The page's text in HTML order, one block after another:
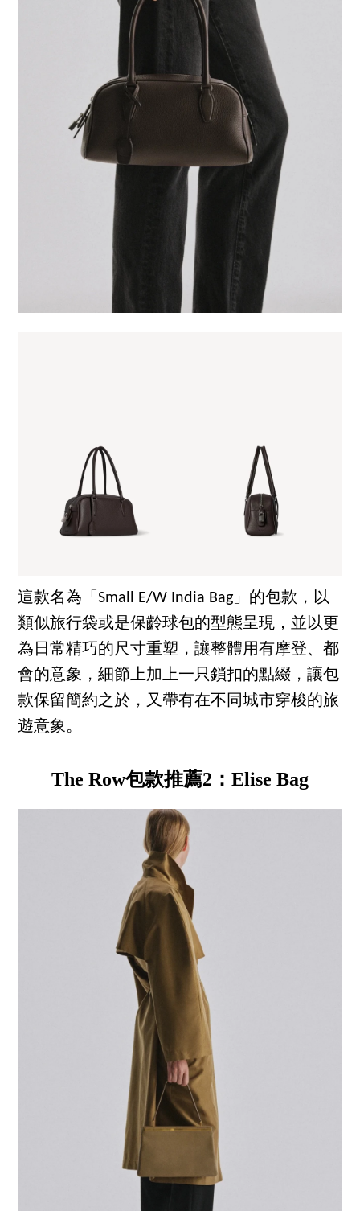
這款名為「Small E/W India Bag」的包款，以
類似旅行袋或是保齡球包的型態呈現，並以更
為日常精巧的尺寸重塑，讓整體用有摩登、都
會的意象，細節上加上一只鎖扣的點綴，讓包
款保留簡約之於，又帶有在不同城市穿梭的旅
遊意象。
The Row包款推薦2：Elise Bag